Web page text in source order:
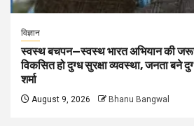
विज्ञान
स्वस्थ बचपन—स्वस्थ भारत अभियान की
विकसित हो दुग्ध सुरक्षा व्यवस्था, जनता बने
शर्मा
August 9, 2026 Bhanu Bangwal